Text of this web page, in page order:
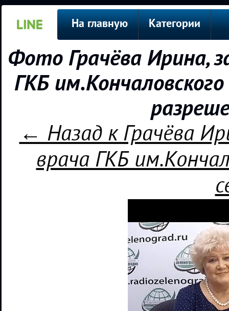
На главную Категории
Фото Грачёва Ирина,
ГКБ
← Назад к Грачёва
врача ГКБ